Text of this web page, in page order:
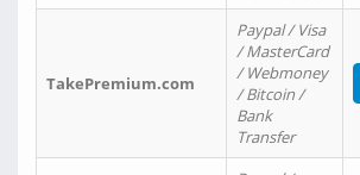
TakePremium.com
Paypal / Visa
/ MasterCard
/ Webmoney
/ Bitcoin /
Bank
Transfer